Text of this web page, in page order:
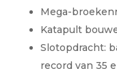
Mega-
Katapult
Slotopdracht:
record van 35